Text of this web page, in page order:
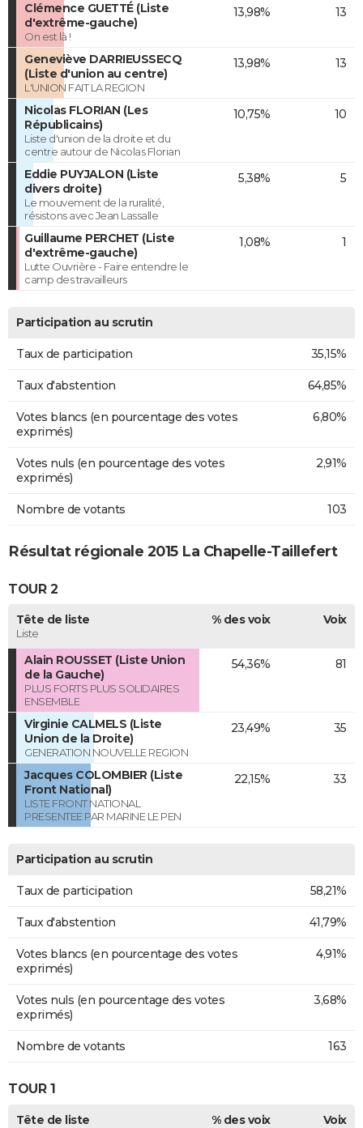
Clémence GUETTÉ (Liste
d'extrême-gauche)
On est là !
13,98% 13
Geneviève DARRIEUSSECQ
(Liste d'union au centre)
L'UNION FAIT LA REGION
13,98% 13
Nicolas FLORIAN (Les
Républicains)
Liste d'union de la droite et du
centre autour de Nicolas Florian
10,75% 10
Eddie PUYJALON (Liste
divers droite)
Le mouvement de la ruralité,
résistons avec Jean Lassalle
5,38% 5
Guillaume PERCHET (Liste
d'extrême-gauche)
Lutte Ouvrière - Faire entendre le
camp des travailleurs
1,08% 1
Participation au scrutin
Taux de participation 35,15%
Taux d'abstention 64,85%
Votes blancs (en pourcentage des votes
exprimés)
6,80%
Votes nuls (en pourcentage des votes
exprimés)
2,91%
Nombre de votants 103
Résultat régionale 2015 La Chapelle-Taillefert
TOUR 2
Tête de liste
Liste
% des voix Voix
Alain ROUSSET (Liste Union
de la Gauche)
PLUS FORTS PLUS SOLIDAIRES
ENSEMBLE
54,36% 81
Virginie CALMELS (Liste
Union de la Droite)
GENERATION NOUVELLE REGION
23,49% 35
Jacques COLOMBIER (Liste
Front National)
LISTE FRONT NATIONAL
PRESENTEE PAR MARINE LE PEN
22,15% 33
Participation au scrutin
Taux de participation 58,21%
Taux d'abstention 41,79%
Votes blancs (en pourcentage des votes
exprimés)
4,91%
Votes nuls (en pourcentage des votes
exprimés)
3,68%
Nombre de votants 163
TOUR 1
Tête de liste % des voix Voix